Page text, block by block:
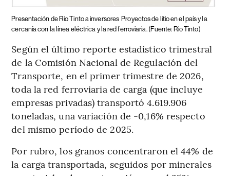
Presentación de Rio Tinto a inversores Proyectos de litio en el país y la
cercanía con la línea eléctrica y la red ferroviaria. (Fuente: Rio Tinto)
Según el último reporte estadístico trimestral
de la Comisión Nacional de Regulación del
Transporte, en el primer trimestre de 2026,
toda la red ferroviaria de carga (que incluye
empresas privadas) transportó 4.619.906
toneladas, una variación de -0,16% respecto
del mismo período de 2025.
Por rubro, los granos concentraron el 44% de
la carga transportada, seguidos por minerales